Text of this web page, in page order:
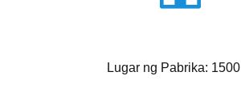
Lugar ng Pabrika: